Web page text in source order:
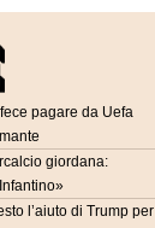
pagare da Uefa
giordana:
l’aiuto di Trump per